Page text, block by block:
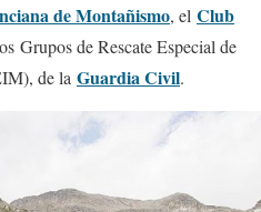
de Montañismo, el Club
Grupos de Rescate Especial de
de la Guardia Civil.